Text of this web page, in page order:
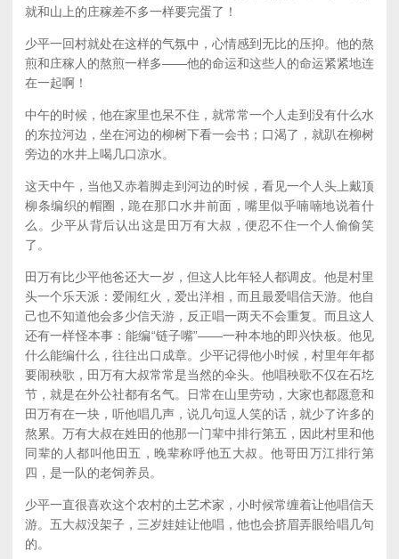
就和山上的庄稼差不多一样要完蛋了！
少平一回村就处在这样的气氛中，心情感到无比的压抑。他的熬
煎和庄稼人的熬煎一样多——他的命运和这些人的命运紧紧地连
在一起啊！
中午的时候，他在家里也呆不住，就常常一个人走到没有什么水
的东拉河边，坐在河边的柳树下看一会书；口渴了，就趴在柳树
旁边的水井上喝几口凉水。
这天中午，当他又赤着脚走到河边的时候，看见一个人头上戴顶
柳条编织的帽圈，跪在那口水井前面，嘴里似乎喃喃地说着什
么。少平从背后认出这是田万有大叔，便忍不住一个人偷偷笑
了。
田万有比少平他爸还大一岁，但这人比年轻人都调皮。他是村里
头一个乐天派：爱闹红火，爱出洋相，而且最爱唱信天游。他自
己也不知道他会多少信天游，反正唱一两天不会重复。而且这人
还有一样怪本事：能编“链子嘴”——一种本地的即兴快板。他见
什么能编什么，往往出口成章。少平记得他小时候，村里年年都
要闹秧歌，田万有大叔常常是当然的伞头。他唱秧歌不仅在石圪
节，就是在外公社都有名气。日常在山里劳动，大家也都愿意和
田万有在一块，听他唱几声，说几句逗人笑的话，就少了许多的
熬累。万有大叔在姓田的他那一门辈中排行第五，因此村里和他
同辈的人都叫他田五，晚辈称呼他五大叔。他哥田万江排行第
四，是一队的老饲养员。
少平一直很喜欢这个农村的土艺术家，小时候常缠着让他唱信天
游。五大叔没架子，三岁娃娃让他唱，他也会挤眉弄眼给唱几句
的。